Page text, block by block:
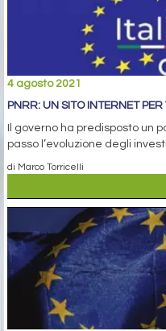
4 agosto 2021
PNRR: UN SITO INTERNET
Il governo ha predisposto un
passo l’evoluzione degli
di Marco Torricelli